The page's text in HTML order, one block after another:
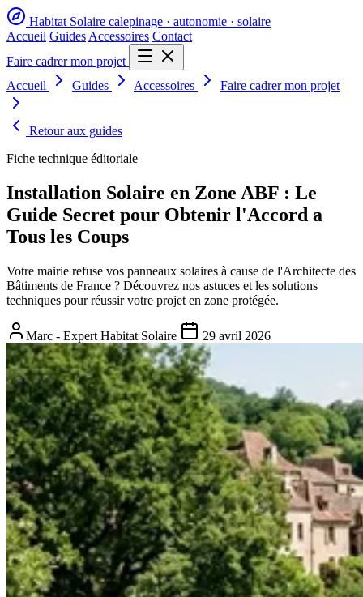
Habitat Solaire calepinage · autonomie · solaire
Accueil Guides Accessoires Contact
Faire cadrer mon projet
Accueil
Guides Accessoires Faire cadrer mon projet
Retour aux guides
Fiche technique éditoriale
Installation Solaire en Zone ABF : Le
Guide Secret pour Obtenir l'Accord a
Tous les Coups
Votre mairie refuse vos panneaux solaires à cause de l'Architecte des
Bâtiments de France ? Découvrez nos astuces et les solutions
techniques pour réussir votre projet en zone protégée.
Marc - Expert Habitat Solaire 29 avril 2026